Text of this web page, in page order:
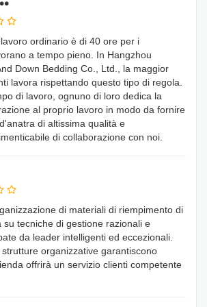
ordinario è di 40 ore per i
a tempo pieno. In Hangzhou
Down Bedding Co., Ltd., la maggior
lavora rispettando questo tipo di regola.
di lavoro, ognuno di loro dedica la
al proprio lavoro in modo da fornire
di altissima qualità e
di collaborazione con noi.
di materiali di riempimento di
su tecniche di gestione razionali e
da leader intelligenti ed eccezionali.
organizzative garantiscono
offrirà un servizio clienti competente